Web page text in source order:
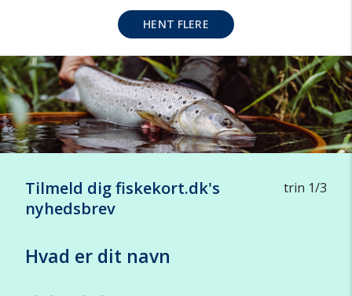
HENT FLERE
Tilmeld dig fiskekort.dk's
nyhedsbrev
trin 1/3
Hvad er dit navn